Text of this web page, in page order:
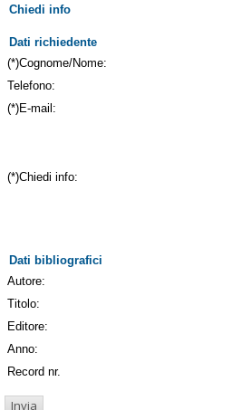
Chiedi info
Dati richiedente
(*)Cognome/Nome:
Telefono:
(*)E-mail:
(*)Chiedi info:
Dati bibliografici
Autore:
Titolo:
Editore:
Anno:
Record nr.